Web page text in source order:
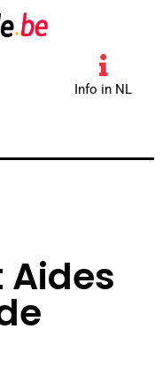
Info in NL
Aides